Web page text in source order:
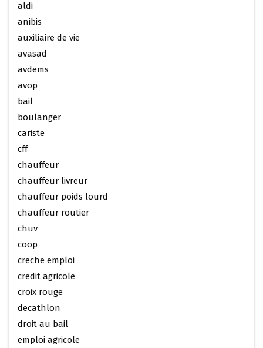
aldi
anibis
auxiliaire de vie
avasad
avdems
avop
bail
boulanger
cariste
cff
chauffeur
chauffeur livreur
chauffeur poids lourd
chauffeur routier
chuv
coop
creche emploi
credit agricole
croix rouge
decathlon
droit au bail
emploi agricole